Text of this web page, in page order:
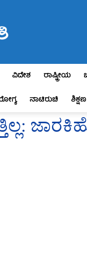
ವಿದೇಶ ರಾಷ್ಟ್ರೀಯ
ನಾಟಿರುಚಿ ಶಿಕ್ಷಣ